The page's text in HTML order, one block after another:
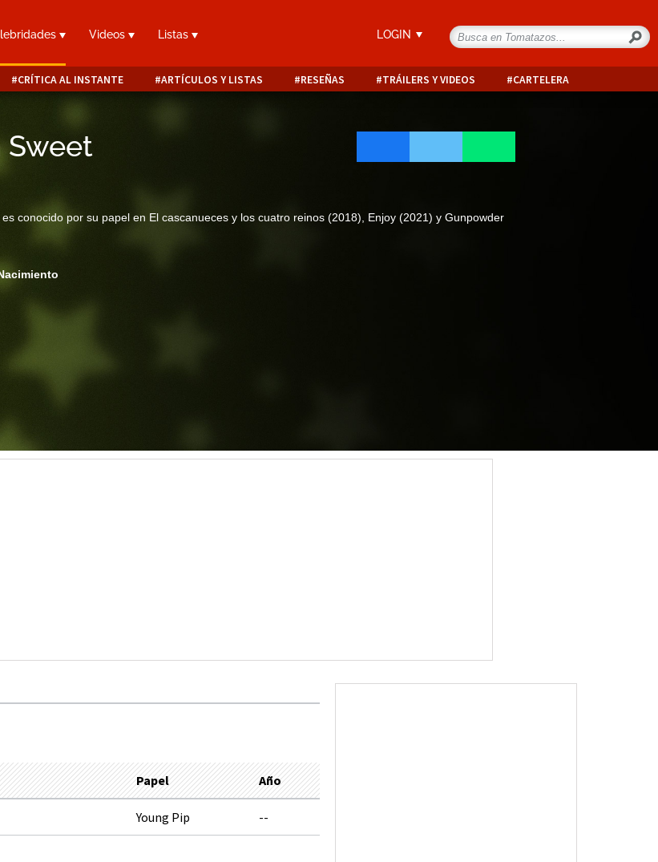
Videos Listas LOGIN
CRÍTICA AL INSTANTE ARTÍCULOS Y LISTAS RESEÑAS TRÁILERS Y VIDEOS CARTELERA
Sweet
es conocido por su papel en El cascanueces y los cuatro reinos (2018), Enjoy (2021) y Gunpowder
Papel Año
Young Pip --